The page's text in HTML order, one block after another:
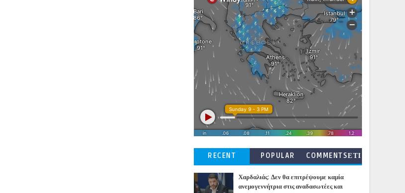
RECENT POPULAR
COMMENTSΕΤΙ
Χαρδαλιάς: Δεν θα επιτρέψουμε καμία
ανεμογεννήτρια στις αναδασωτέες και